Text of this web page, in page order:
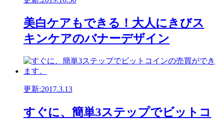
美白ケアもできる！大人にきびス
キンケアのバナーデザイン
更新:2017.3.13
すぐに、簡単3ステップでビットコ